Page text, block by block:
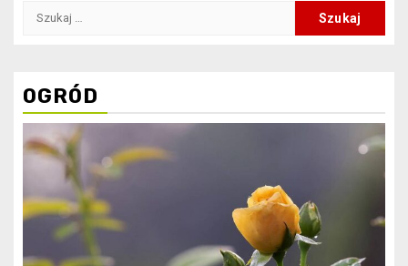
Szukaj:
OGRÓD